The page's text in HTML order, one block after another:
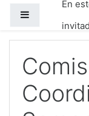
Salta al contenido
En